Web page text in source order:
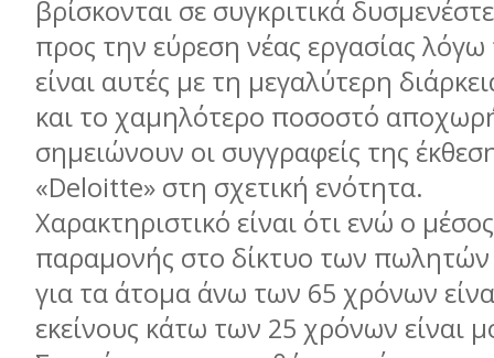
βρίσκονται σε συγκριτικά
προς την εύρεση νέας εργασίας λόγω
είναι αυτές με τη μεγαλύτερη
και το χαμηλότερο ποσοστό
σημειώνουν οι συγγραφείς της
«Deloitte» στη σχετική ενότητα.
Χαρακτηριστικό είναι ότι ενώ ο
παραμονής στο δίκτυο των πωλητών
για τα άτομα άνω των 65 χρόνων
εκείνους κάτω των 25 χρόνων είναι